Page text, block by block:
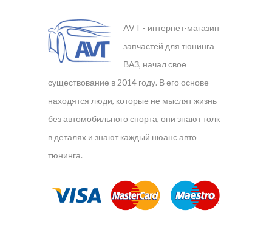
AVT - интернет-магазин
запчастей для тюнинга
ВАЗ, начал свое
существование в 2014 году. В его основе
находятся люди, которые не мыслят жизнь
без автомобильного спорта, они знают толк
в деталях и знают каждый нюанс авто
тюнинга.